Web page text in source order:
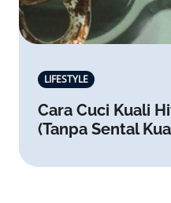
LIFESTYLE
Cara Cuci Kuali
(Tanpa Sental